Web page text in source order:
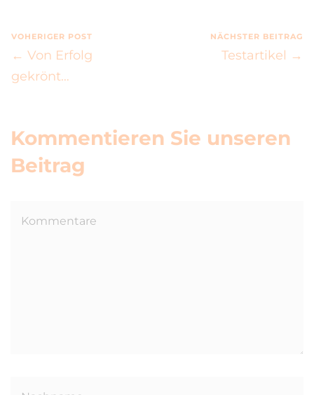
VOHERIGER POST
← Von Erfolg
gekrönt…
NÄCHSTER BEITRAG
Testartikel →
Kommentieren Sie unseren
Beitrag